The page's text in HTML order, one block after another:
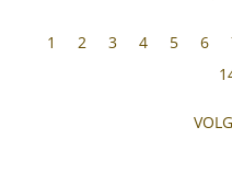
1 2 3 4 5 6